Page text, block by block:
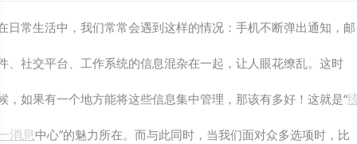
日常生活中，我们常常会遇到这样的情况：手机不断弹出通知，邮
、社交平台、工作系统的信息混杂在一起，让人眼花缭乱。这时
，如果有一个地方能将这些信息集中管理，那该有多好！这就是“
消息中心”的魅力所在。而与此同时，当我们面对众多选项时，比